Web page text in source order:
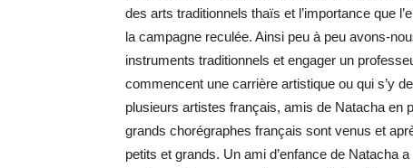
des arts traditionnels thaïs et l’importance que
la campagne reculée. Ainsi peu à peu avons-
instruments traditionnels et engager un
commencent une carrière artistique ou qui s’y
plusieurs artistes français, amis de Natacha en
grands chorégraphes français sont venus et
petits et grands. Un ami d’enfance de Natacha